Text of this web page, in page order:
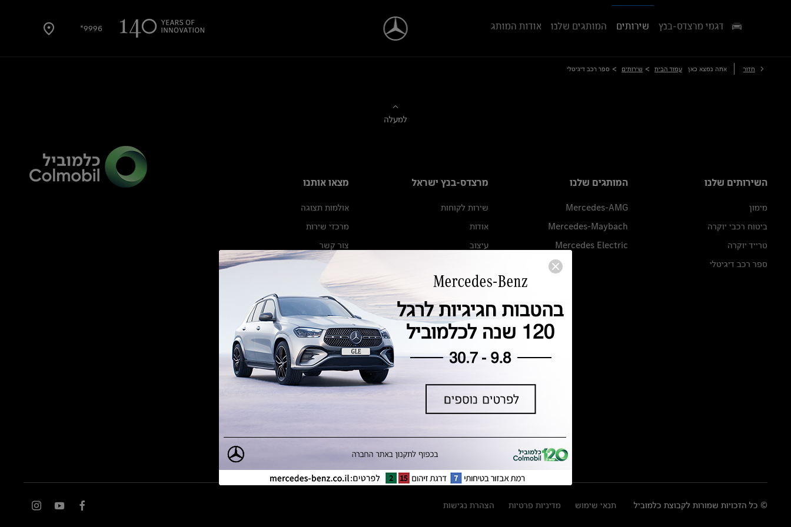
9996* דגמי מרצדס-בנץ שירותים המותגים שלנו אודות המותג
חזור אתה נמצא כאן עמוד הבית > שירותים > ספר רכב דיגיטלי
למעלה
השירותים שלנו
מימון
ביטוח רכבי יוקרה
טרייד יוקרה
ספר רכב דיגיטלי
המותגים שלנו
Mercedes-AMG
Mercedes-Maybach
Mercedes Electric
מרצדס-בנץ ישראל
שירות לקוחות
אודות
עיצוב
מגזין מרצדס-בנץ
ספרי רכב מרצדס-בנץ
נתוני זיהום אוויר וצריכת דלק וחשמל
נתוני תווית צמיגים
מחירון חלפים
הודעה על הטבות לרכבי מרצדס בהסדר
מצאו אותנו
אולמות תצוגה
מרכזי שירות
צור קשר
© כל הזכויות שמורות לקבוצת כלמוביל תנאי שימוש מדיניות פרטיות הצהרת נגישות